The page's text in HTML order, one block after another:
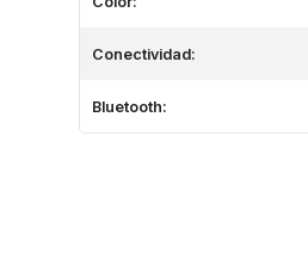
Conectividad:
Bluetooth: